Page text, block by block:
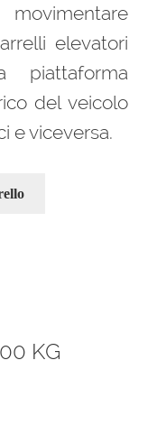
elevatori
piattaforma
del veicolo
e viceversa.
KG